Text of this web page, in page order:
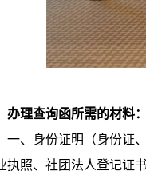
办理查询函所需的材料：
身份证明（身份证、
执照、社团法人登记证书